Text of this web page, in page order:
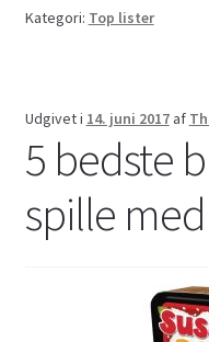
Kategori: Top lister
Udgivet i 14. juni 2017 af
5 bedste
spille